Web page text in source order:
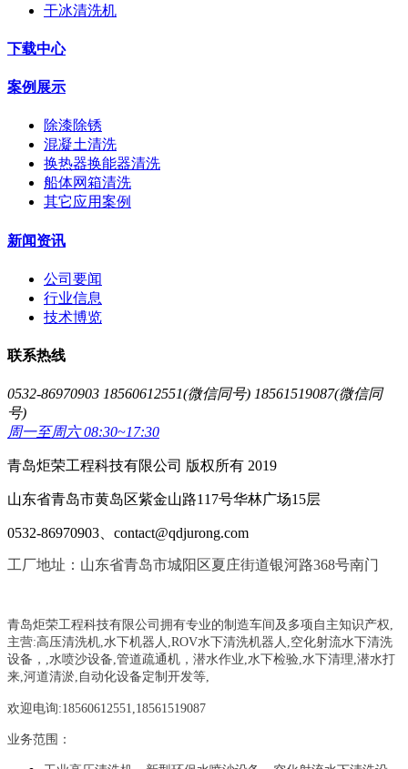
干冰清洗机
下载中心
案例展示
除漆除锈
混凝土清洗
换热器换能器清洗
船体网箱清洗
其它应用案例
新闻资讯
公司要闻
行业信息
技术博览
联系热线
0532-86970903 18560612551(微信同号) 18561519087(微信同
号)
周一至周六 08:30~17:30
青岛炬荣工程科技有限公司 版权所有 2019
山东省青岛市黄岛区紫金山路117号华林广场15层
0532-86970903、contact@qdjurong.com
工厂地址：山东省青岛市城阳区夏庄街道银河路368号南门
青岛炬荣工程科技有限公司拥有专业的制造车间及多项自主知识产权,
主营:高压清洗机,水下机器人,ROV水下清洗机器人,空化射流水下清洗
设备， ,水喷沙设备,管道疏通机 ， 潜水作业,水下检验,水下清理,潜水打
来,河道清淤,自动化设备定制开发等,
欢迎电询:18560612551,18561519087
业务范围：